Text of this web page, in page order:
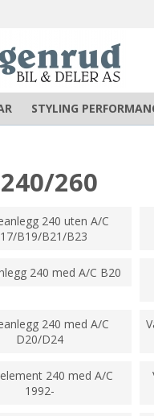
STYLING
260
240 uten A/C
B19/B21/B23
240 med A/C B20
240 med A/C
D20/D24
240 med A/C
1992-